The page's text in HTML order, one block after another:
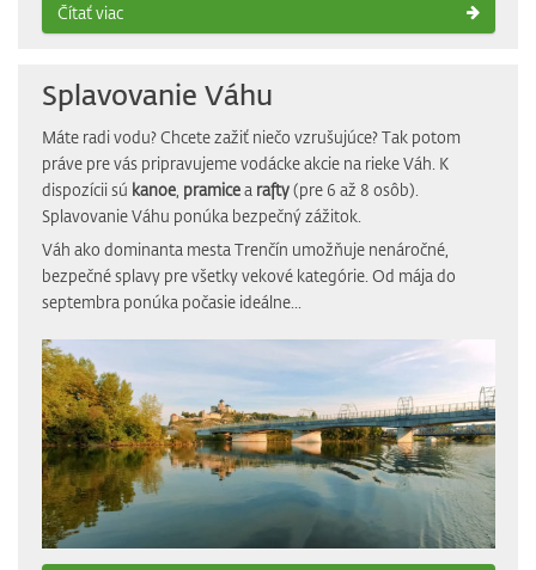
Čítať viac
Splavovanie Váhu
Máte radi vodu? Chcete zažiť niečo vzrušujúce? Tak potom
práve pre vás pripravujeme vodácke akcie na rieke Váh. K
dispozícii sú kanoe, pramicea rafty(pre 6 až 8 osôb).
Splavovanie Váhu ponúka bezpečný zážitok.
Váh ako dominanta mesta Trenčín umožňuje nenáročné,
bezpečné splavy pre všetky vekové kategórie. Od mája do
septembra ponúka počasie ideálne...